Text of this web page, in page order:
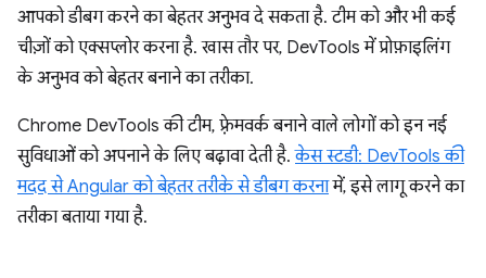
आपको डीबग करने का बेहतर अनुभव दे सकता है. टीम को और भी कई
चीज़ों को एक्सप्लोर करना है. खास तौर पर, DevTools में प्रोफ़ाइलिंग
के अनुभव को बेहतर बनाने का तरीका.
Chrome DevTools की टीम, फ़्रेमवर्क बनाने वाले लोगों को इन नई
सुविधाओं को अपनाने के लिए बढ़ावा देती है.केस स्टडी: DevTools की
मदद से Angular को बेहतर तरीके से डीबग करनामें, इसे लागू करने का
तरीका बताया गया है.